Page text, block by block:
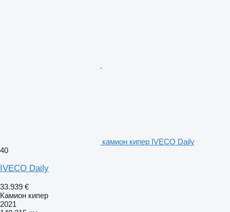
камион кипер IVECO Daily
40
IVECO Daily
33.939 €
Камион кипер
2021